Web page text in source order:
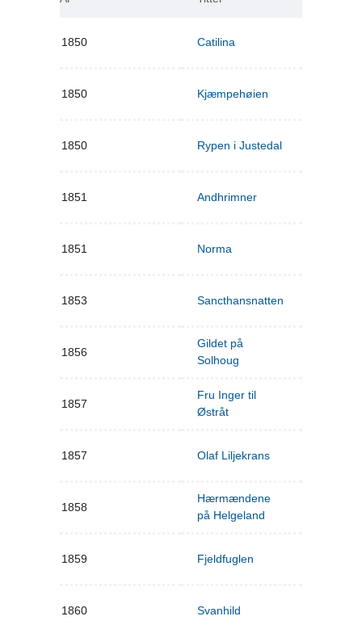
1850 Catilina
1850 Kjæmpehøien
1850 Rypen i Justedal
1851 Andhrimner
1851 Norma
1853 Sancthansnatten
1856
Gildet på
Solhoug
1857
Fru Inger til
Østråt
1857 Olaf Liljekrans
1858
Hærmændene
på Helgeland
1859 Fjeldfuglen
1860 Svanhild